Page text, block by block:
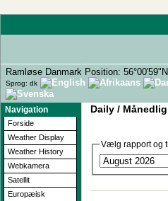
Ramløse Danmark Position:
Sprog: dk
Navigation
Forside
Weather Display
Weather History
Webkamera
Satellit
Europæisk
Daily /
Vælg rapport og